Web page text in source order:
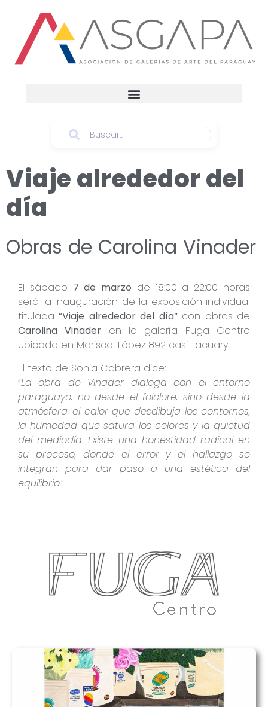
Viaje alrededor del
día
Obras de Carolina Vinader
El sábado 7 de marzo de 18:00 a 22:00 horas
será la inauguración de la exposición individual
titulada“Viaje alrededor del día”con obras de
Carolina Vinader en la galería Fuga Centro
ubicada en Mariscal López 892 casi Tacuary .
El texto de Sonia Cabrera dice:
“La obra de Vinader dialoga con el entorno
paraguayo, no desde el folclore, sino desde la
atmósfera: el calor que desdibuja los contornos,
la humedad que satura los colores y la quietud
del mediodía. Existe una honestidad radical en
su proceso, donde el error y el hallazgo se
integran para dar paso a una estética del
equilibrio.”